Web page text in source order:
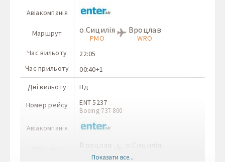
Авіакомпанія
Маршрут
Час вильоту
Час прильоту
о.Сицилія
PMO
Вроцлав
WRO
22:05
00:40+1
Дні вильоту
Номер рейсу
Авіакомпанія
Нд
ENT 5237
Boeing 737-800
Вроцлав
WRO
о.Сицилія
Показати все...